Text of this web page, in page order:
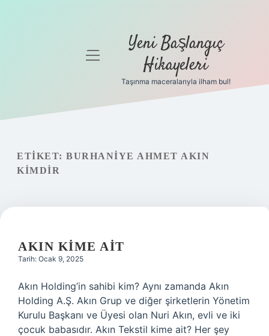
Gizlilik
Yasal Uyarı
menüyü
Yeni Başlangıç
Hikayeleri
Taşınma maceralarıyla ilham bul!
ETIKET: BURHANIYE AHMET AKIN
KIMDIR
AKIN KIME AIT
Tarih: Ocak 9, 2025
Akın Holding’in sahibi kim? Aynı zamanda Akın
Holding A.Ş. Akın Grup ve diğer şirketlerin Yönetim
Kurulu Başkanı ve Üyesi olan Nuri Akın, evli ve iki
çocuk babasıdır. Akın Tekstil kime ait? Her şey